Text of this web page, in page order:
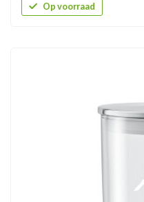
Op voorraad